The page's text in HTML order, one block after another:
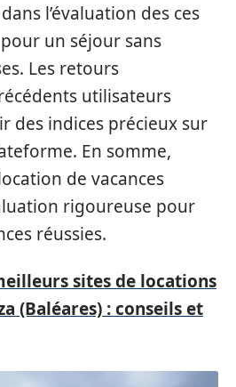
l’évaluation des ces
un séjour sans
Les retours
utilisateurs
des indices précieux sur
En somme,
de vacances
rigoureuse pour
réussies.
sites de locations
(Baléares) : conseils et